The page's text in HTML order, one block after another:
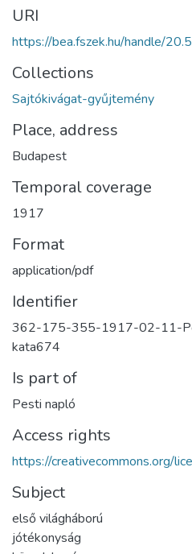
URI
https://bea.fszek.hu/handle/
Collections
Sajtókivágat-gyűjtemény
Place, address
Budapest
Temporal coverage
1917
Format
application/pdf
Identifier
362-175-355-1917-02-11-
kata674
Is part of
Pesti napló
Access rights
https://creativecommons.org/
Subject
első világháború
jótékonyság